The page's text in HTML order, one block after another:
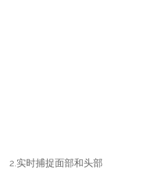
2.实时捕捉面部和头部